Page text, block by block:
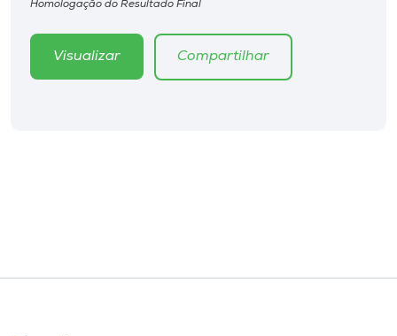
Homologação do Resultado Final
Visualizar Compartilhar